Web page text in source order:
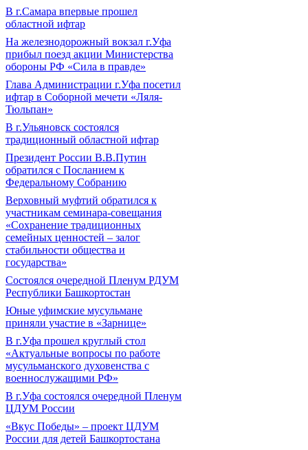
В г.Самара впервые прошел
областной ифтар
На железнодорожный вокзал г.Уфа
прибыл поезд акции Министерства
обороны РФ «Сила в правде»
Глава Администрации г.Уфа посетил
ифтар в Соборной мечети «Ляля-
Тюльпан»
В г.Ульяновск состоялся
традиционный областной ифтар
Президент России В.В.Путин
обратился с Посланием к
Федеральному Собранию
Верховный муфтий обратился к
участникам семинара-совещания
«Сохранение традиционных
семейных ценностей – залог
стабильности общества и
государства»
Состоялся очередной Пленум РДУМ
Республики Башкортостан
Юные уфимские мусульмане
приняли участие в «Зарнице»
В г.Уфа прошел круглый стол
«Актуальные вопросы по работе
мусульманского духовенства с
военнослужащими РФ»
В г.Уфа состоялся очередной Пленум
ЦДУМ России
«Вкус Победы» – проект ЦДУМ
России для детей Башкортостана